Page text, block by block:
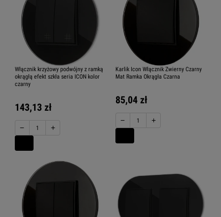
Karlik ICON ramki okrągłe
Włącznik krzyżowy podwójny z ramką
okrągłą efekt szkła seria ICON kolor
czarny
143,13 zł
− +
Karlik Icon Włącznik Zwierny Czarny
Mat Ramka Okrągła Czarna
85,04 zł
− +